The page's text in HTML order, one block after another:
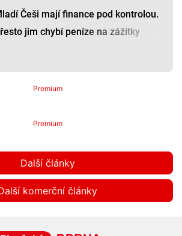
Češi mají finance pod kontrolou.
jim chybí peníze na zážitky
Premium
Premium
Další články
komerční články